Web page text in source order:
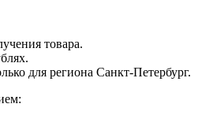
товара.
для региона Санкт-Петербург.